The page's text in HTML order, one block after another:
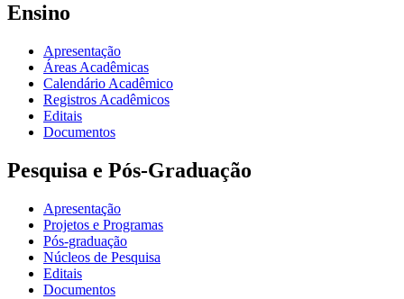
Ensino
Apresentação
Áreas Acadêmicas
Calendário Acadêmico
Registros Acadêmicos
Editais
Documentos
Pesquisa e Pós-Graduação
Apresentação
Projetos e Programas
Pós-graduação
Núcleos de Pesquisa
Editais
Documentos